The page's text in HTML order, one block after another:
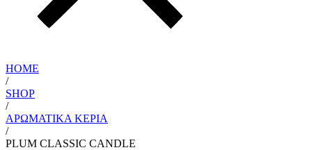
HOME
/
SHOP
/
ΑΡΩΜΑΤΙΚΆ ΚΕΡΙΆ
/
PLUM CLASSIC CANDLE